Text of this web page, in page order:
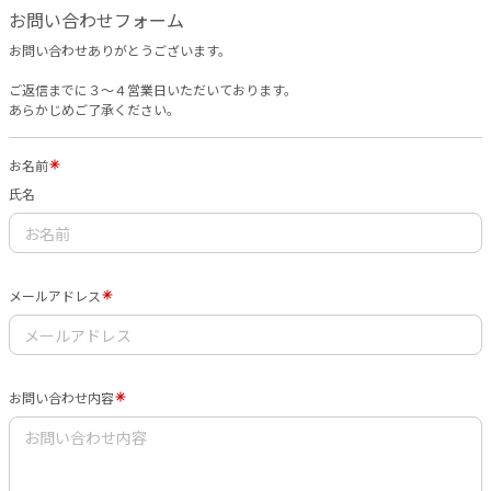
お問い合わせフォーム
お問い合わせありがとうございます。
ご返信までに３〜４営業日いただいております。
あらかじめご了承ください。
お名前
氏名
メールアドレス
お問い合わせ内容